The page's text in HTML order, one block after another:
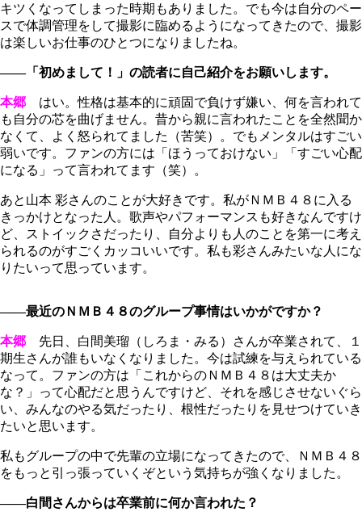
キツくなってしまった時期もありました。でも今は自分のペー
スで体調管理をして撮影に臨めるようになってきたので、撮影
は楽しいお仕事のひとつになりましたね。
――「初めまして！」の読者に自己紹介をお願いします。
本郷 はい。性格は基本的に頑固で負けず嫌い、何を言われて
も自分の芯を曲げません。昔から親に言われたことを全然聞か
なくて、よく怒られてました（苦笑）。でもメンタルはすごい
弱いです。ファンの方には「ほうっておけない」「すごい心配
になる」って言われてます（笑）。
あと山本 彩さんのことが大好きです。私がＮＭＢ４８に入る
きっかけとなった人。歌声やパフォーマンスも好きなんですけ
ど、ストイックさだったり、自分よりも人のことを第一に考え
られるのがすごくカッコいいです。私も彩さんみたいな人にな
りたいって思っています。
――最近のＮＭＢ４８のグループ事情はいかがですか？
本郷 先日、白間美瑠（しろま・みる）さんが卒業されて、１
期生さんが誰もいなくなりました。今は試練を与えられている
なって。ファンの方は「これからのＮＭＢ４８は大丈夫か
な？」って心配だと思うんですけど、それを感じさせないぐら
い、みんなのやる気だったり、根性だったりを見せつけていき
たいと思います。
私もグループの中で先輩の立場になってきたので、ＮＭＢ４８
をもっと引っ張っていくぞという気持ちが強くなりました。
――白間さんからは卒業前に何か言われた？